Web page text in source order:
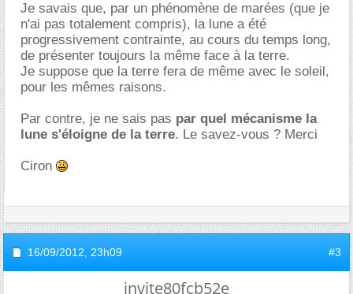
Je savais que, par un phénomène de marées (que je
n'ai pas totalement compris), la lune a été
progressivement contrainte, au cours du temps long,
de présenter toujours la même face à la terre.
Je suppose que la terre fera de même avec le soleil,
pour les mêmes raisons.
Par contre, je ne sais pas par quel mécanisme la
lune s'éloigne de la terre. Le savez-vous ? Merci
Ciron
16/09/2012, 23h09 #3
invite80fcb52e